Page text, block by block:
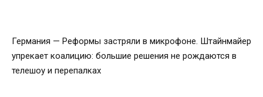
Германия — Реформы застряли в микрофоне. Штайнмайер
упрекает коалицию: большие решения не рождаются в
телешоу и перепалках